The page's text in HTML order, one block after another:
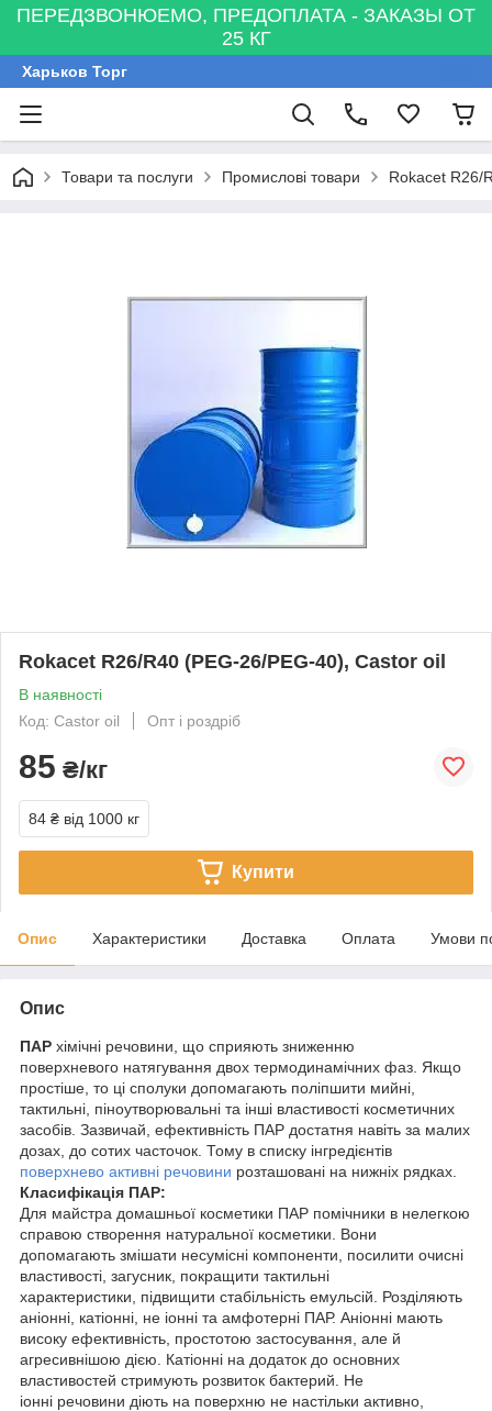
ПЕРЕДЗВОНЮЕМО, ПРЕДОПЛАТА - ЗАКАЗЫ ОТ
25 КГ
Харьков Торг
Товари та послуги Промислові товари Rokacet R26/
Rokacet R26/R40 (PEG-26/PEG-40), Castor oil
В наявності
Код: Castor oil
Опт і роздріб
85 ₴/кг
84 ₴ від 1000 кг
Купити
Опис Характеристики Доставка Оплата Умови
Опис
ПАР хімічні речовини, що сприяють зниженню
поверхневого натягування двох термодинамічних фаз. Якщо
простіше, то ці сполуки допомагають поліпшити мийні,
тактильні, піноутворювальні та інші властивості косметичних
засобів. Зазвичай, ефективність ПАР достатня навіть за малих
дозах, до сотих часточок. Тому в списку інгредієнтів
поверхнево активні речовини розташовані на нижніх рядках.
Класифікація ПАР:
Для майстра домашньої косметики ПАР помічники в нелегкою
справою створення натуральної косметики. Вони
допомагають змішати несумісні компоненти, посилити очисні
властивості, загусник, покращити тактильні
характеристики, підвищити стабільність емульсій. Розділяють
аніонні, катіонні, не іонні та амфотерні ПАР. Аніонні мають
високу ефективність, простотою застосування, але й
агресивнішою дією. Катіонні на додаток до основних
властивостей стримують розвиток бактерий. Не
іонні речовини діють на поверхню не настільки активно,